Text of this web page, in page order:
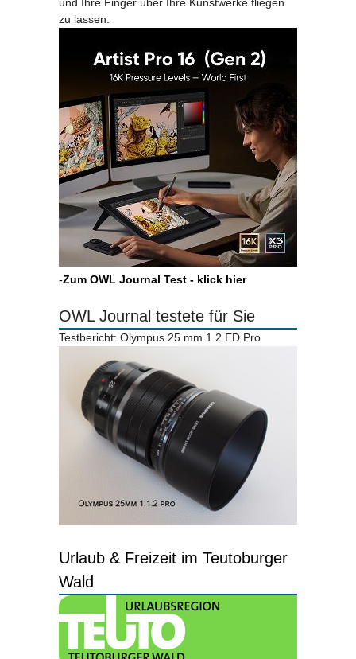
zu lassen.
-Zum OWL Journal Test - klick hier
OWL Journal testete für Sie
Testbericht: Olympus 25 mm 1.2 ED Pro
Urlaub & Freizeit im Teutoburger
Wald